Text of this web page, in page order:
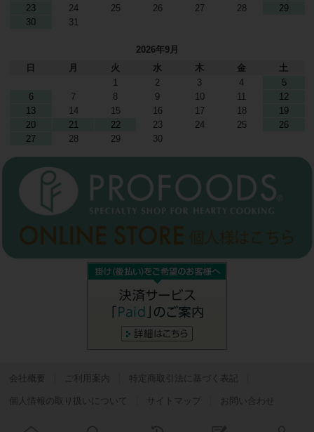
23
24 25 26 27 28
29
30
31
2026年9月
日
月 火 水 木 金
土
1
2 3 4
5
6
7 8 9 10 11
12
13
14 15 16 17 18
19
20
21 22 23 24 25
26
27
28 29 30
会社概要 ご利用案内 特定商取引法に基づく表記
個人情報の取り扱いについて サイトマップ お問い合わせ